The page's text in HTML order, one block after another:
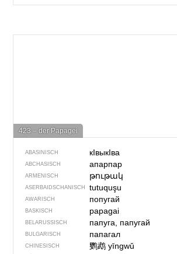
423 – der Papagei
ABASINISCH кIвыкIва
ABCHASISCH апарпар
ARMENISCH թութակ
ASERBAIDSCHANISCH tutuquşu
AWARISCH попугай
BASKISCH papagai
BELARUSSISCH папуга, папугай
BULGARISCH папагал
CHINESISCH 鹦鹉yīngwǔ